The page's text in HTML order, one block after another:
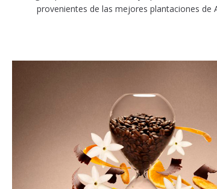
provenientes de las mejores plantaciones de